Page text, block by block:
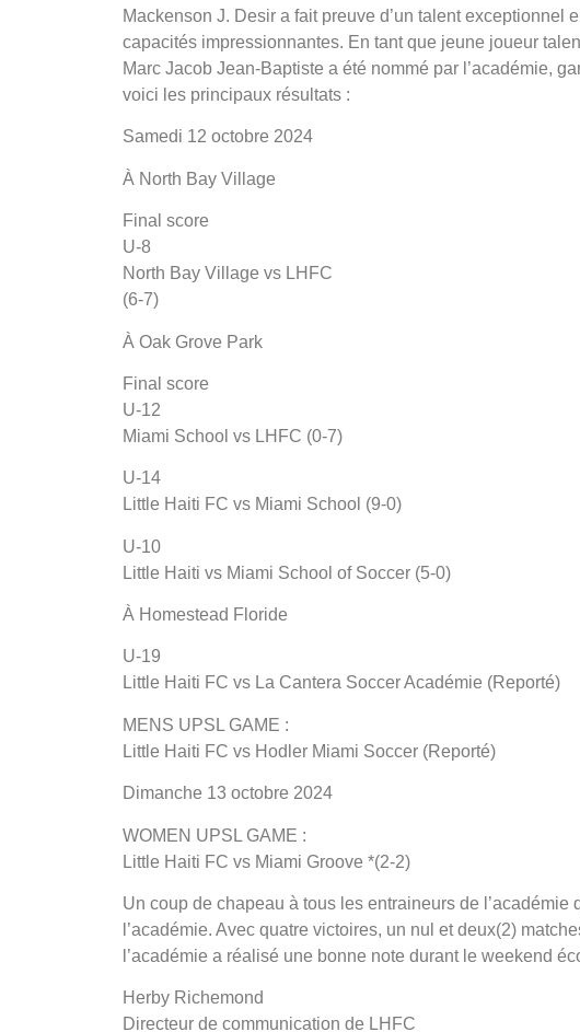
Mackenson J. Desir a fait preuve d’un talent
capacités impressionnantes. En tant que jeune joueur
Marc Jacob Jean-Baptiste a été nommé par l’académie,
voici les principaux résultats :
Samedi 12 octobre 2024
À North Bay Village
Final score
U-8
North Bay Village vs LHFC
(6-7)
À Oak Grove Park
Final score
U-12
Miami School vs LHFC (0-7)
U-14
Little Haiti FC vs Miami School (9-0)
U-10
Little Haiti vs Miami School of Soccer (5-0)
À Homestead Floride
U-19
Little Haiti FC vs La Cantera Soccer Académie (Reporté)
MENS UPSL GAME :
Little Haiti FC vs Hodler Miami Soccer (Reporté)
Dimanche 13 octobre 2024
WOMEN UPSL GAME :
Little Haiti FC vs Miami Groove *(2-2)
Un coup de chapeau à tous les entraineurs de
l’académie. Avec quatre victoires, un nul et deux(2)
l’académie a réalisé une bonne note durant le weekend
Herby Richemond
Directeur de communication de LHFC